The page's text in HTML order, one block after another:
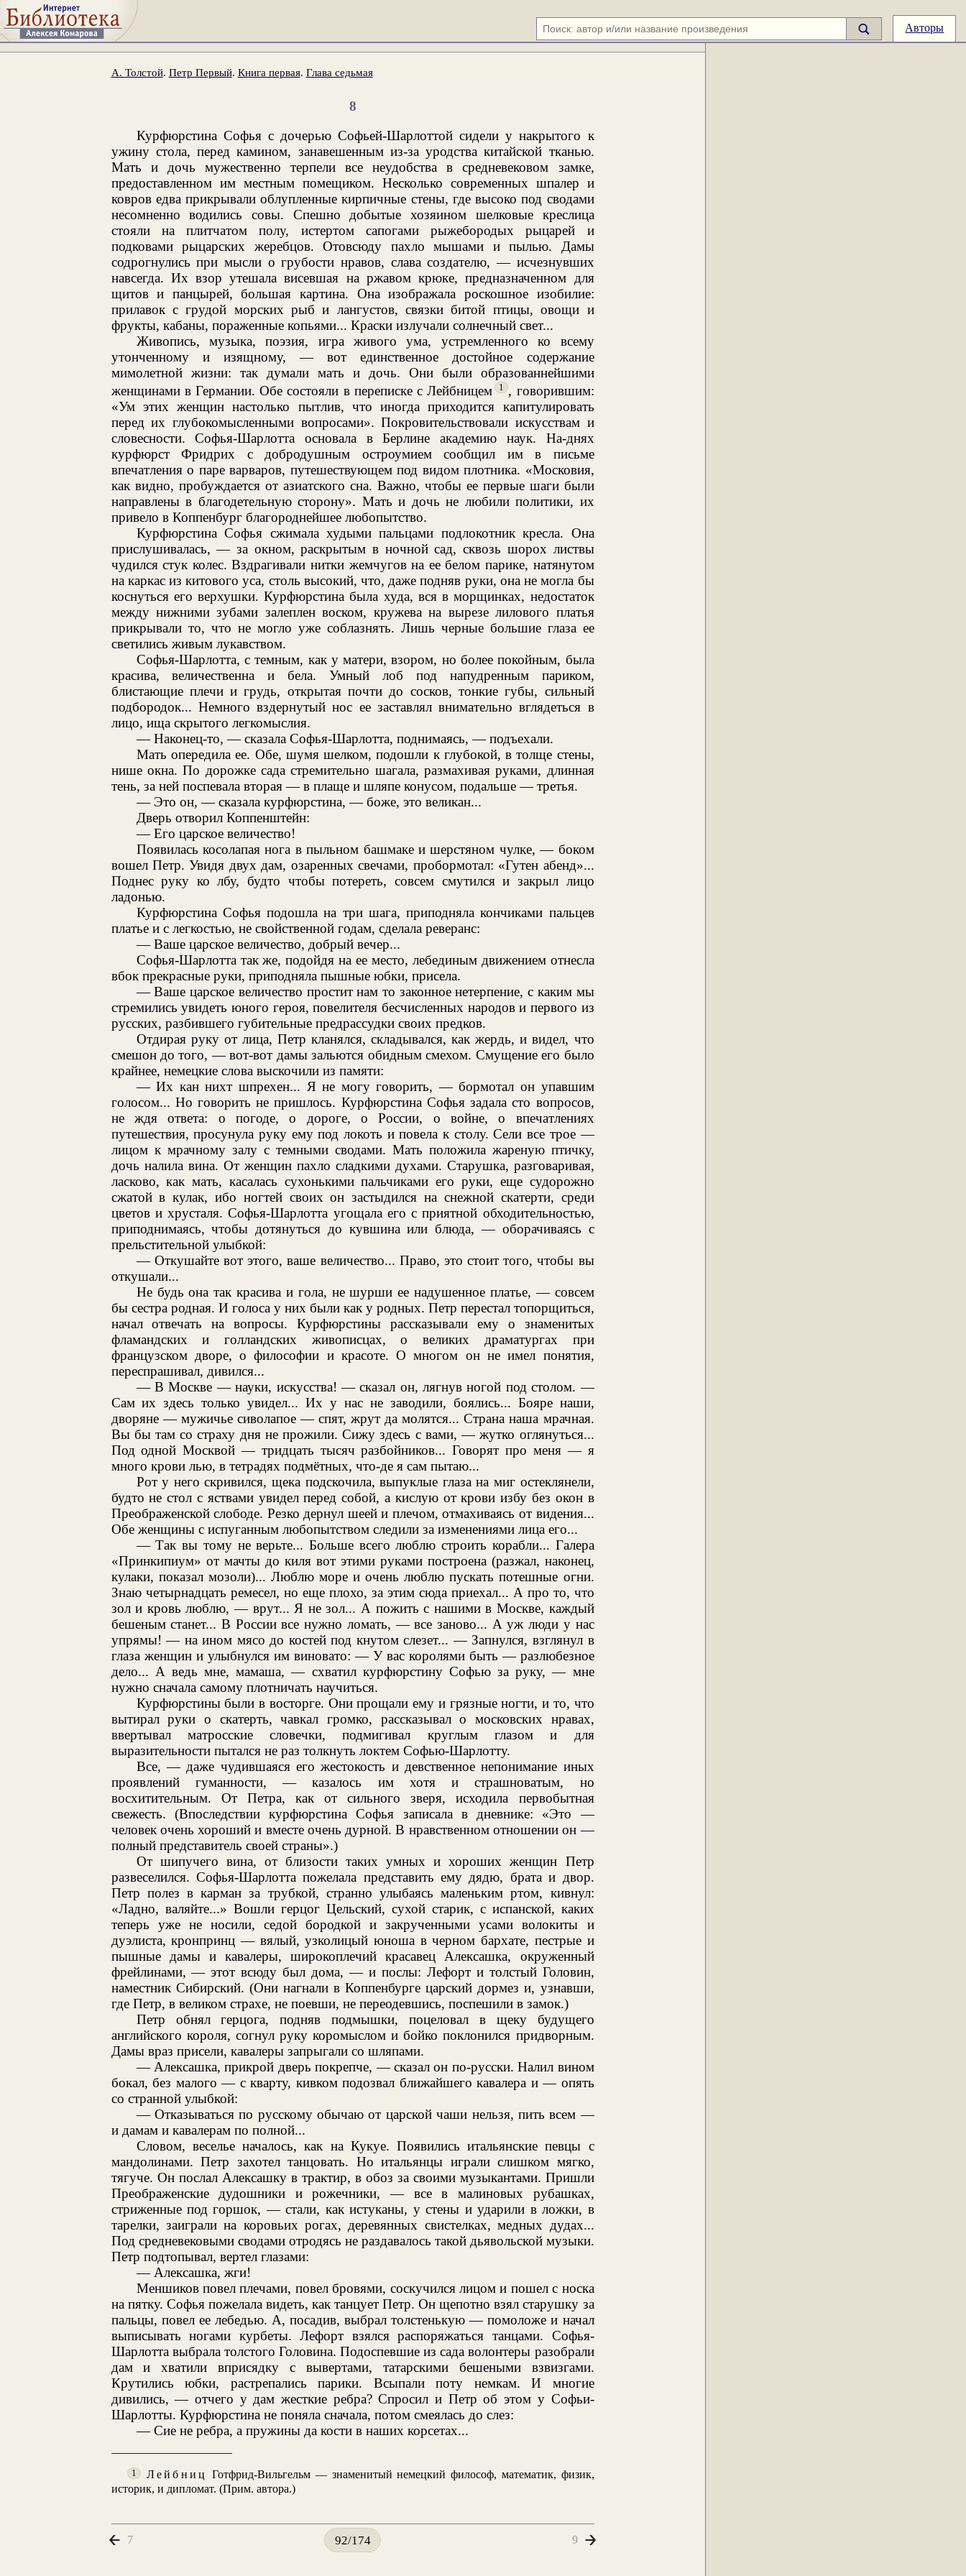
Авторы
А. Толстой. Петр Первый. Книга первая. Глава седьмая
8
Курфюрстина Софья с дочерью Софьей-Шарлоттой сидели у накрытого к
ужину стола, перед камином, занавешенным из-за уродства китайской тканью.
Мать и дочь мужественно терпели все неудобства в средневековом замке,
предоставленном им местным помещиком. Несколько современных шпалер и
ковров едва прикрывали облупленные кирпичные стены, где высоко под сводами
несомненно водились совы. Спешно добытые хозяином шелковые креслица
стояли на плитчатом полу, истертом сапогами рыжебородых рыцарей и
подковами рыцарских жеребцов. Отовсюду пахло мышами и пылью. Дамы
содрогнулись при мысли о грубости нравов, слава создателю, — исчезнувших
навсегда. Их взор утешала висевшая на ржавом крюке, предназначенном для
щитов и панцырей, большая картина. Она изображала роскошное изобилие:
прилавок с грудой морских рыб и лангустов, связки битой птицы, овощи и
фрукты, кабаны, пораженные копьями... Краски излучали солнечный свет...
Живопись, музыка, поэзия, игра живого ума, устремленного ко всему
утонченному и изящному, — вот единственное достойное содержание
мимолетной жизни: так думали мать и дочь. Они были образованнейшими
женщинами в Германии. Обе состояли в переписке с Лейбницем
1 , говорившим:
«Ум этих женщин настолько пытлив, что иногда приходится капитулировать
перед их глубокомысленными вопросами». Покровительствовали искусствам и
словесности. Софья-Шарлотта основала в Берлине академию наук. На-днях
курфюрст Фридрих с добродушным остроумием сообщил им в письме
впечатления о паре варваров, путешествующем под видом плотника. «Московия,
как видно, пробуждается от азиатского сна. Важно, чтобы ее первые шаги были
направлены в благодетельную сторону». Мать и дочь не любили политики, их
привело в Коппенбург благороднейшее любопытство.
Курфюрстина Софья сжимала худыми пальцами подлокотник кресла. Она
прислушивалась, — за окном, раскрытым в ночной сад, сквозь шорох листвы
чудился стук колес. Вздрагивали нитки жемчугов на ее белом парике, натянутом
на каркас из китового уса, столь высокий, что, даже подняв руки, она не могла бы
коснуться его верхушки. Курфюрстина была худа, вся в морщинках, недостаток
между нижними зубами залеплен воском, кружева на вырезе лилового платья
прикрывали то, что не могло уже соблазнять. Лишь черные большие глаза ее
светились живым лукавством.
Софья-Шарлотта, с темным, как у матери, взором, но более покойным, была
красива, величественна и бела. Умный лоб под напудренным париком,
блистающие плечи и грудь, открытая почти до сосков, тонкие губы, сильный
подбородок... Немного вздернутый нос ее заставлял внимательно вглядеться в
лицо, ища скрытого легкомыслия.
— Наконец-то, — сказала Софья-Шарлотта, поднимаясь, — подъехали.
Мать опередила ее. Обе, шумя шелком, подошли к глубокой, в толще стены,
нише окна. По дорожке сада стремительно шагала, размахивая руками, длинная
тень, за ней поспевала вторая — в плаще и шляпе конусом, подальше — третья.
— Это он, — сказала курфюрстина, — боже, это великан...
Дверь отворил Коппенштейн:
— Его царское величество!
Появилась косолапая нога в пыльном башмаке и шерстяном чулке, — боком
вошел Петр. Увидя двух дам, озаренных свечами, пробормотал: «Гутен абенд»...
Поднес руку ко лбу, будто чтобы потереть, совсем смутился и закрыл лицо
ладонью.
Курфюрстина Софья подошла на три шага, приподняла кончиками пальцев
платье и с легкостью, не свойственной годам, сделала реверанс:
— Ваше царское величество, добрый вечер...
Софья-Шарлотта так же, подойдя на ее место, лебединым движением отнесла
вбок прекрасные руки, приподняла пышные юбки, присела.
— Ваше царское величество простит нам то законное нетерпение, с каким мы
стремились увидеть юного героя, повелителя бесчисленных народов и первого из
русских, разбившего губительные предрассудки своих предков.
Отдирая руку от лица, Петр кланялся, складывался, как жердь, и видел, что
смешон до того, — вот-вот дамы зальются обидным смехом. Смущение его было
крайнее, немецкие слова выскочили из памяти:
— Их кан нихт шпрехен... Я не могу говорить, — бормотал он упавшим
голосом... Но говорить не пришлось. Курфюрстина Софья задала сто вопросов,
не ждя ответа: о погоде, о дороге, о России, о войне, о впечатлениях
путешествия, просунула руку ему под локоть и повела к столу. Сели все трое —
лицом к мрачному залу с темными сводами. Мать положила жареную птичку,
дочь налила вина. От женщин пахло сладкими духами. Старушка, разговаривая,
ласково, как мать, касалась сухонькими пальчиками его руки, еще судорожно
сжатой в кулак, ибо ногтей своих он застыдился на снежной скатерти, среди
цветов и хрусталя. Софья-Шарлотта угощала его с приятной обходительностью,
приподнимаясь, чтобы дотянуться до кувшина или блюда, — оборачиваясь с
прельстительной улыбкой:
— Откушайте вот этого, ваше величество... Право, это стоит того, чтобы вы
откушали...
Не будь она так красива и гола, не шурши ее надушенное платье, — совсем
бы сестра родная. И голоса у них были как у родных. Петр перестал топорщиться,
начал отвечать на вопросы. Курфюрстины рассказывали ему о знаменитых
фламандских и голландских живописцах, о великих драматургах при
французском дворе, о философии и красоте. О многом он не имел понятия,
переспрашивал, дивился...
— В Москве — науки, искусства! — сказал он, лягнув ногой под столом. —
Сам их здесь только увидел... Их у нас не заводили, боялись... Бояре наши,
дворяне — мужичье сиволапое — спят, жрут да молятся... Страна наша мрачная.
Вы бы там со страху дня не прожили. Сижу здесь с вами, — жутко оглянуться...
Под одной Москвой — тридцать тысяч разбойников... Говорят про меня — я
много крови лью, в тетрадях подмётных, что-де я сам пытаю...
Рот у него скривился, щека подскочила, выпуклые глаза на миг остеклянели,
будто не стол с яствами увидел перед собой, а кислую от крови избу без окон в
Преображенской слободе. Резко дернул шеей и плечом, отмахиваясь от видения...
Обе женщины с испуганным любопытством следили за изменениями лица его...
— Так вы тому не верьте... Больше всего люблю строить корабли... Галера
«Принкипиум» от мачты до киля вот этими руками построена (разжал, наконец,
кулаки, показал мозоли)... Люблю море и очень люблю пускать потешные огни.
Знаю четырнадцать ремесел, но еще плохо, за этим сюда приехал... А про то, что
зол и кровь люблю, — врут... Я не зол... А пожить с нашими в Москве, каждый
бешеным станет... В России все нужно ломать, — все заново... А уж люди у нас
упрямы! — на ином мясо до костей под кнутом слезет... — Запнулся, взглянул в
глаза женщин и улыбнулся им виновато: — У вас королями быть — разлюбезное
дело... А ведь мне, мамаша, — схватил курфюрстину Софью за руку, — мне
нужно сначала самому плотничать научиться.
Курфюрстины были в восторге. Они прощали ему и грязные ногти, и то, что
вытирал руки о скатерть, чавкал громко, рассказывал о московских нравах,
ввертывал матросские словечки, подмигивал круглым глазом и для
выразительности пытался не раз толкнуть локтем Софью-Шарлотту.
Все, — даже чудившаяся его жестокость и девственное непонимание иных
проявлений гуманности, — казалось им хотя и страшноватым, но
восхитительным. От Петра, как от сильного зверя, исходила первобытная
свежесть. (Впоследствии курфюрстина Софья записала в дневнике: «Это —
человек очень хороший и вместе очень дурной. В нравственном отношении он —
полный представитель своей страны».)
От шипучего вина, от близости таких умных и хороших женщин Петр
развеселился. Софья-Шарлотта пожелала представить ему дядю, брата и двор.
Петр полез в карман за трубкой, странно улыбаясь маленьким ртом, кивнул:
«Ладно, валяйте...» Вошли герцог Цельский, сухой старик, с испанской, каких
теперь уже не носили, седой бородкой и закрученными усами волокиты и
дуэлиста, кронпринц — вялый, узколицый юноша в черном бархате, пестрые и
пышные дамы и кавалеры, широкоплечий красавец Алексашка, окруженный
фрейлинами, — этот всюду был дома, — и послы: Лефорт и толстый Головин,
наместник Сибирский. (Они нагнали в Коппенбурге царский дормез и, узнавши,
где Петр, в великом страхе, не поевши, не переодевшись, поспешили в замок.)
Петр обнял герцога, подняв подмышки, поцеловал в щеку будущего
английского короля, согнул руку коромыслом и бойко поклонился придворным.
Дамы враз присели, кавалеры запрыгали со шляпами.
— Алексашка, прикрой дверь покрепче, — сказал он по-русски. Налил вином
бокал, без малого — с кварту, кивком подозвал ближайшего кавалера и — опять
со странной улыбкой:
— Отказываться по русскому обычаю от царской чаши нельзя, пить всем —
и дамам и кавалерам по полной...
Словом, веселье началось, как на Кукуе. Появились итальянские певцы с
мандолинами. Петр захотел танцовать. Но итальянцы играли слишком мягко,
тягуче. Он послал Алексашку в трактир, в обоз за своими музыкантами. Пришли
Преображенские дудошники и рожечники, — все в малиновых рубашках,
стриженные под горшок, — стали, как истуканы, у стены и ударили в ложки, в
тарелки, заиграли на коровьих рогах, деревянных свистелках, медных дудах...
Под средневековыми сводами отродясь не раздавалось такой дьявольской музыки.
Петр подтопывал, вертел глазами:
— Алексашка, жги!
Меншиков повел плечами, повел бровями, соскучился лицом и пошел с носка
на пятку. Софья пожелала видеть, как танцует Петр. Он щепотно взял старушку за
пальцы, повел ее лебедью. А, посадив, выбрал толстенькую — помоложе и начал
выписывать ногами курбеты. Лефорт взялся распоряжаться танцами. Софья-
Шарлотта выбрала толстого Головина. Подоспевшие из сада волонтеры разобрали
дам и хватили вприсядку с вывертами, татарскими бешеными взвизгами.
Крутились юбки, растрепались парики. Всыпали поту немкам. И многие
дивились, — отчего у дам жесткие ребра? Спросил и Петр об этом у Софьи-
Шарлотты. Курфюрстина не поняла сначала, потом смеялась до слез:
— Сие не ребра, а пружины да кости в наших корсетах...
1 Лейбниц Готфрид-Вильгельм — знаменитый немецкий философ, математик, физик,
историк, и дипломат. (Прим. автора.)
7 92/174 9